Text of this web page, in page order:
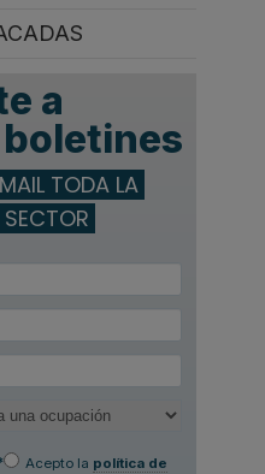
a
TODA LA
Acepto la política de